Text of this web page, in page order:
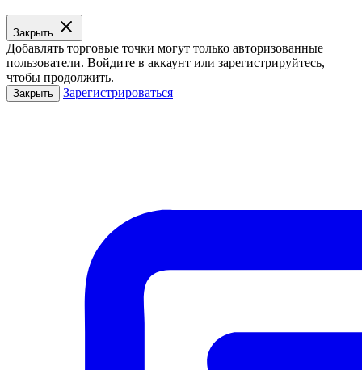
Закрыть
Добавлять торговые точки могут только авторизованные
пользователи. Войдите в аккаунт или зарегистрируйтесь,
чтобы продолжить.
Закрыть Зарегистрироваться